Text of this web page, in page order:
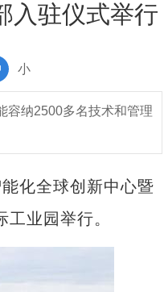
入驻仪式举行
小
容纳2500多名技术和管理
化全球创新中心暨
业园举行。